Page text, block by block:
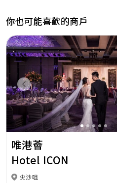
你也可能喜歡的商戶
Previous
唯港薈
Hotel ICON
尖沙咀